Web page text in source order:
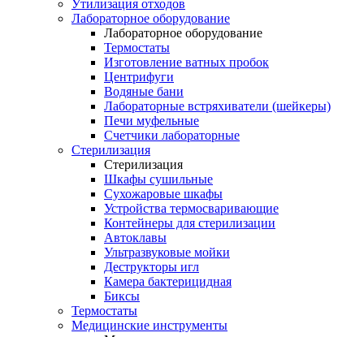
Утилизация отходов
Лабораторное оборудование
Лабораторное оборудование
Термостаты
Изготовление ватных пробок
Центрифуги
Водяные бани
Лабораторные встряхиватели (шейкеры)
Печи муфельные
Счетчики лабораторные
Стерилизация
Стерилизация
Шкафы сушильные
Сухожаровые шкафы
Устройства термосваривающие
Контейнеры для стерилизации
Автоклавы
Ультразвуковые мойки
Деструкторы игл
Камера бактерицидная
Биксы
Термостаты
Медицинские инструменты